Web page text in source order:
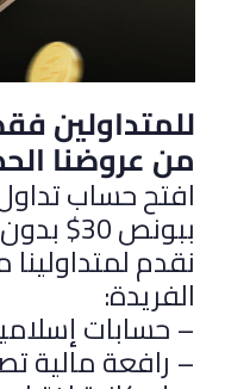
للمتداولين
من عروضنا
ببونص 30$ بدون إيداع
نقدم
الفريدة:
– حسابات إسلامية 100% بدون
– رافعة مالية تصل